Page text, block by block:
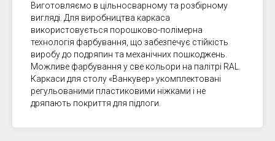
Виготовляємо в цільносварному та розбірному
вигляді. Для виробництва каркаса
використовується порошково-полімерна
технологія фарбування, що забезпечує стійкість
виробу до подряпин та механічних пошкоджень.
Можливе фарбування у све кольори на палітрі RAL.
Каркаси для столу «Ванкувер» укомплектовані
регульованими пластиковими ніжками і не
дряпають покриття для підлоги.